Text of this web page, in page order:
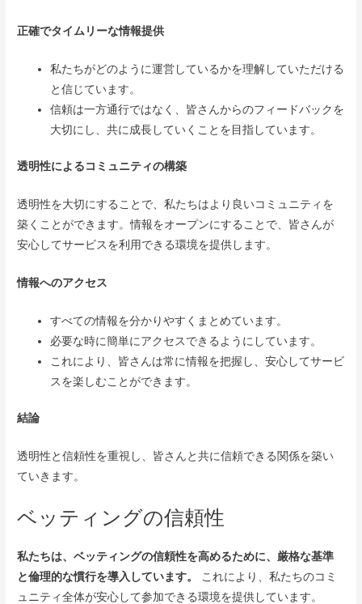
正確でタイムリーな情報提供
私たちがどのように運営しているかを理解していただける
と信じています。
信頼は一方通行ではなく、皆さんからのフィードバックを
大切にし、共に成長していくことを目指しています。
透明性によるコミュニティの構築
透明性を大切にすることで、私たちはより良いコミュニティを
築くことができます。情報をオープンにすることで、皆さんが
安心してサービスを利用できる環境を提供します。
情報へのアクセス
すべての情報を分かりやすくまとめています。
必要な時に簡単にアクセスできるようにしています。
これにより、皆さんは常に情報を把握し、安心してサービ
スを楽しむことができます。
結論
透明性と信頼性を重視し、皆さんと共に信頼できる関係を築い
ていきます。
ベッティングの信頼性
私たちは、ベッティングの信頼性を高めるために、厳格な基準
と倫理的な慣行を導入しています。
これにより、私たちのコミ
ュニティ全体が安心して参加できる環境を提供しています。